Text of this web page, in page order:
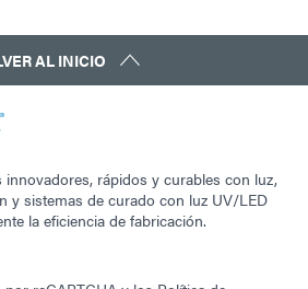
AL INICIO
innovadores, rápidos y curables con luz,
y sistemas de curado con luz UV/LED
la eficiencia de fabricación.